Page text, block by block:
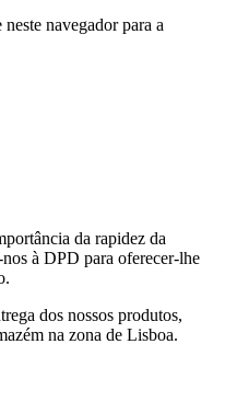
navegador para a
da rapidez da
à DPD para oferecer-lhe
dos nossos produtos,
na zona de Lisboa.